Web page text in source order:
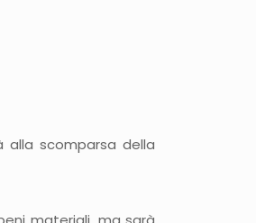
scomparsa della